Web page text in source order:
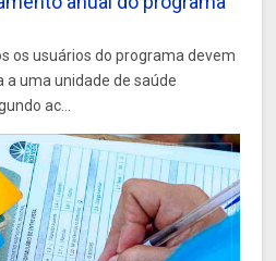
os usuários do programa devem
uma unidade de saúde
ac...